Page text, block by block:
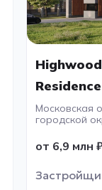
Highwood
Residence
Московская
городской
от 6,9 млн